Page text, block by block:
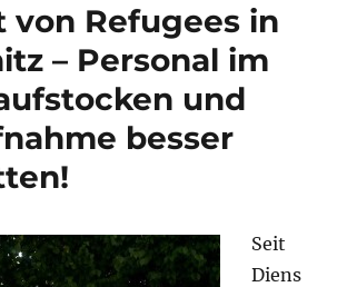
Sachsen
von Refugees in
– Personal im
und
besser
Seit
Diens